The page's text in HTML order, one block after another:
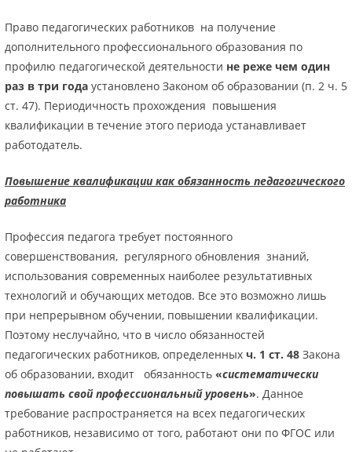
Право педагогических работников на получение
дополнительного профессионального образования по
профилю педагогической деятельности не реже чем один
раз в три года установлено Законом об образовании (п. 2 ч. 5
ст. 47). Периодичность прохождения повышения
квалификации в течение этого периода устанавливает
работодатель.
Повышение квалификации как обязанность педагогического
работника
Профессия педагога требует постоянного
совершенствования, регулярного обновления знаний,
использования современных наиболее результативных
технологий и обучающих методов. Все это возможно лишь
при непрерывном обучении, повышении квалификации.
Поэтому неслучайно, что в число обязанностей
педагогических работников, определенных ч. 1 ст. 48 Закона
об образовании, входит обязанность «систематически
повышать свой профессиональный уровень». Данное
требование распространяется на всех педагогических
работников, независимо от того, работают они по ФГОС или